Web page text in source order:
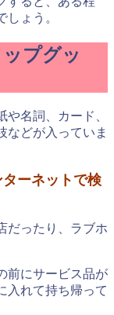
ょう。
プグッ
名詞、カード、
などが入っていま
ーネットで検
だったり、ラブホ
前にサービス品が
入れて持ち帰って